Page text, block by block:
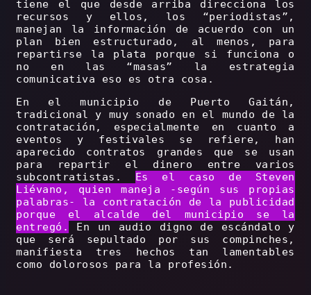
tiene el que desde arriba direcciona los
recursos y ellos, los “periodistas”,
manejan la información de acuerdo con un
plan bien estructurado, al menos, para
repartirse la plata porque si funciona o
no en las “masas” la estrategia
comunicativa eso es otra cosa.
En el municipio de Puerto Gaitán,
tradicional y muy sonado en el mundo de la
contratación, especialmente en cuanto a
eventos y festivales se refiere, han
aparecido contratos grandes que se usan
para repartir el dinero entre varios
subcontratistas. Es el caso de Steven
Liévano, quien maneja -según sus propias
palabras- la contratación de la publicidad
porque el alcalde del municipio se la
entregó.
En un audio digno de escándalo y
que será sepultado por sus compinches,
manifiesta tres hechos tan lamentables
como dolorosos para la profesión.